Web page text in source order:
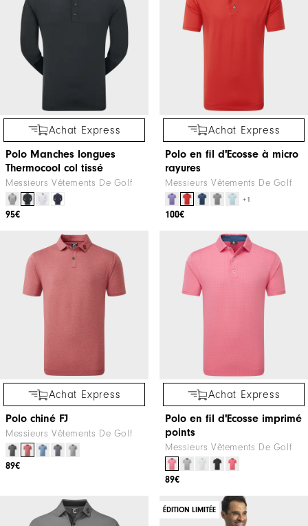
Achat Express
Polo Manches longues
Thermocool col tissé
Messieurs Vêtements De Golf
95€
Achat Express
Polo en fil d'Ecosse à micro
rayures
Messieurs Vêtements De Golf
+1
100€
Achat Express
Polo chiné FJ
Messieurs Vêtements De Golf
89€
Achat Express
Polo en fil d'Ecosse imprimé
points
Messieurs Vêtements De Golf
89€
ÉDITION LIMITÉE